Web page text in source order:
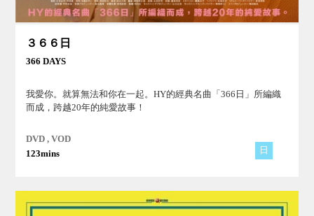
３６６日
366 DAYS
我愛你。就算無法和你在一起。HY的經典名曲「366日」所編織
而成，跨越20年的純愛故事！
DVD , VOD
123mins
日